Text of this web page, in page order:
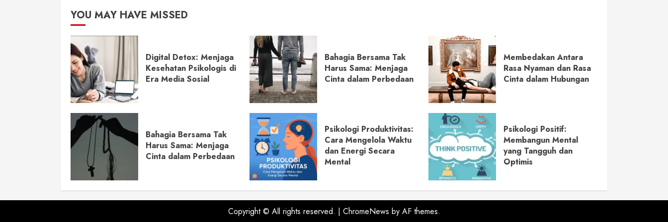
YOU MAY HAVE MISSED
Digital Detox: Menjaga
Kesehatan Psikologis di
Era Media Sosial
Bahagia Bersama Tak
Harus Sama: Menjaga
Cinta dalam Perbedaan
Membedakan Antara
Rasa Nyaman dan Rasa
Cinta dalam Hubungan
Bahagia Bersama Tak
Harus Sama: Menjaga
Cinta dalam Perbedaan
Psikologi Produktivitas:
Cara Mengelola Waktu
dan Energi Secara
Mental
Psikologi Positif:
Membangun Mental
yang Tangguh dan
Optimis
Copyright © All rights reserved. | ChromeNews by AF themes.